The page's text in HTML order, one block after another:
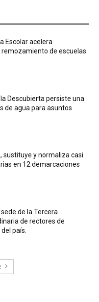
Escolar acelera
de escuelas
Descubierta persiste una
de agua para asuntos
sustituye y normaliza casi
en 12 demarcaciones
de la Tercera
de rectores de
país.